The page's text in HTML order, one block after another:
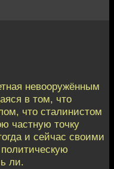
невооружённым
в том, что
что сталинистом
частную точку
и сейчас своими
ли.